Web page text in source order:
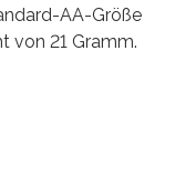
AA-Größe
von 21 Gramm.